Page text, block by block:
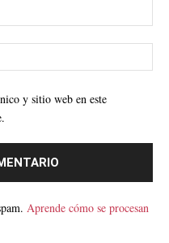
y sitio web en este
Aprende cómo se procesan